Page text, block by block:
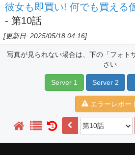
彼女も即買い! 何でも買える
- 第10話
[更新日: 2025/05/18 04:16]
写真が見られない場合は、下の「フォト
さい
Server 1 Server 2
エラーレポー
1